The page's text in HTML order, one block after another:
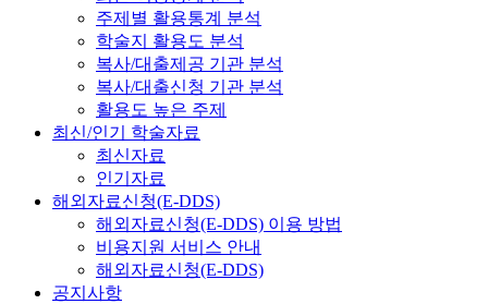
주제별 활용통계 분석
학술지 활용도 분석
복사/대출제공 기관 분석
복사/대출신청 기관 분석
활용도 높은 주제
최신/인기 학술자료
최신자료
인기자료
해외자료신청(E-DDS)
해외자료신청(E-DDS) 이용 방법
비용지원 서비스 안내
해외자료신청(E-DDS)
공지사항